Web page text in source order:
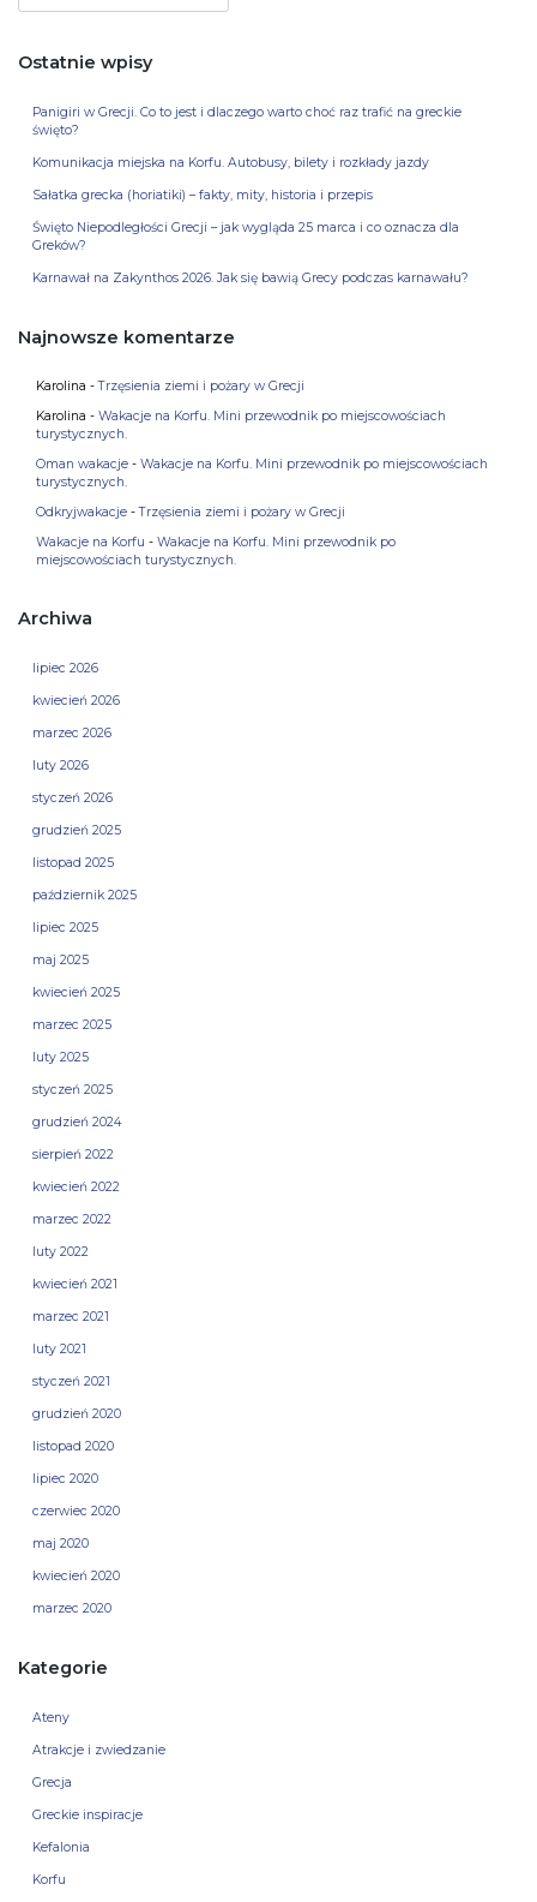
Ostatnie wpisy
Panigiri w Grecji. Co to jest i dlaczego warto choć raz trafić na greckie
święto?
Komunikacja miejska na Korfu. Autobusy, bilety i rozkłady jazdy
Sałatka grecka (horiatiki) – fakty, mity, historia i przepis
Święto Niepodległości Grecji – jak wygląda 25 marca i co oznacza dla
Greków?
Karnawał na Zakynthos 2026. Jak się bawią Grecy podczas karnawału?
Najnowsze komentarze
Karolina -Trzęsienia ziemi i pożary w Grecji
Karolina - Wakacje na Korfu. Mini przewodnik po miejscowościach
turystycznych.
Oman wakacje - Wakacje na Korfu. Mini przewodnik po miejscowościach
turystycznych.
Odkryjwakacje -Trzęsienia ziemi i pożary w Grecji
Wakacje na Korfu - Wakacje na Korfu. Mini przewodnik po
miejscowościach turystycznych.
Archiwa
lipiec 2026
kwiecień 2026
marzec 2026
luty 2026
styczeń 2026
grudzień 2025
listopad 2025
październik 2025
lipiec 2025
maj 2025
kwiecień 2025
marzec 2025
luty 2025
styczeń 2025
grudzień 2024
sierpień 2022
kwiecień 2022
marzec 2022
luty 2022
kwiecień 2021
marzec 2021
luty 2021
styczeń 2021
grudzień 2020
listopad 2020
lipiec 2020
czerwiec 2020
maj 2020
kwiecień 2020
marzec 2020
Kategorie
Ateny
Atrakcje i zwiedzanie
Grecja
Greckie inspiracje
Kefalonia
Korfu